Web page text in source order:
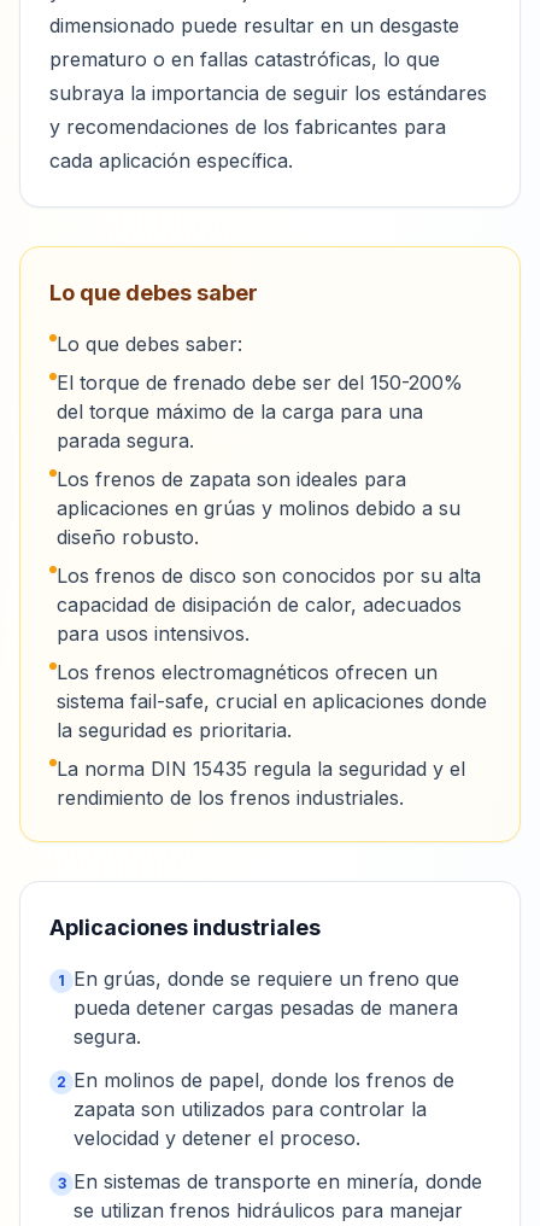
dimensionado puede resultar en un desgaste
prematuro o en fallas catastróficas, lo que
subraya la importancia de seguir los estándares
y recomendaciones de los fabricantes para
cada aplicación específica.
Lo que debes saber
Lo que debes saber:
El torque de frenado debe ser del 150-200%
del torque máximo de la carga para una
parada segura.
Los frenos de zapata son ideales para
aplicaciones en grúas y molinos debido a su
diseño robusto.
Los frenos de disco son conocidos por su alta
capacidad de disipación de calor, adecuados
para usos intensivos.
Los frenos electromagnéticos ofrecen un
sistema fail-safe, crucial en aplicaciones donde
la seguridad es prioritaria.
La norma DIN 15435 regula la seguridad y el
rendimiento de los frenos industriales.
Aplicaciones industriales
1 En grúas, donde se requiere un freno que
pueda detener cargas pesadas de manera
segura.
2 En molinos de papel, donde los frenos de
zapata son utilizados para controlar la
velocidad y detener el proceso.
3 En sistemas de transporte en minería, donde
se utilizan frenos hidráulicos para manejar